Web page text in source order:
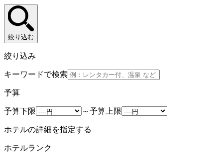
絞り込む
絞り込み
キーワードで検索
予算
予算下限 ～予算上限
ホテルの詳細を指定する
ホテルランク